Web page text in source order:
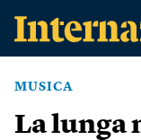
MUSICA
La lunga